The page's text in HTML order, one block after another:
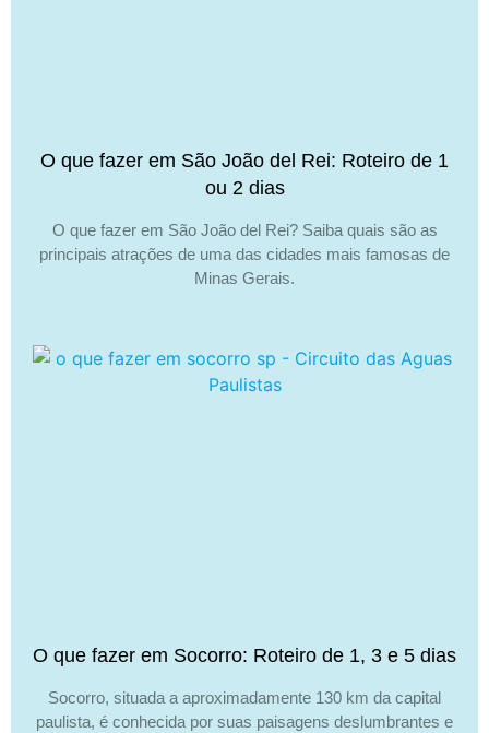
O que fazer em São João del Rei: Roteiro de 1
ou 2 dias
O que fazer em São João del Rei? Saiba quais são as
principais atrações de uma das cidades mais famosas de
Minas Gerais.
O que fazer em Socorro: Roteiro de 1, 3 e 5 dias
Socorro, situada a aproximadamente 130 km da capital
paulista, é conhecida por suas paisagens deslumbrantes e